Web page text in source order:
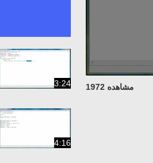
مشاهده 1972 3:24
4:16